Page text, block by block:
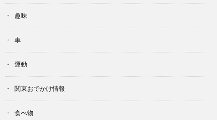
趣味
車
運動
関東おでかけ情報
食べ物